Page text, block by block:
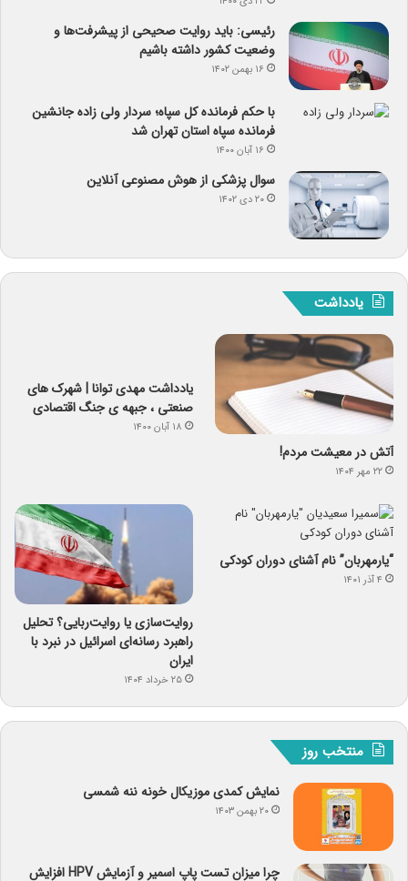
رئیسی: باید روایت صحیحی از پیشرفت‌ها و
وضعیت کشور داشته باشیم
۱۶ بهمن ۱۴۰۲
با حکم فرمانده کل سپاه؛ سردار ولی زاده جانشین
فرمانده سپاه استان تهران شد
۱۶ آبان ۱۴۰۰
سوال پزشکی از هوش مصنوعی آنلاین
۲۰ دی ۱۴۰۲
یادداشت
آتش در معیشت مردم!
۲۲ مهر ۱۴۰۴
یادداشت مهدی توانا | شهرک های
صنعتی ، جبهه ی جنگ اقتصادی
۱۸ آبان ۱۴۰۰
“یارمهربان” نام آشنای دوران کودکی
۴ آذر ۱۴۰۱
روایت‌سازی یا روایت‌ربایی؟ تحلیل
راهبرد رسانه‌ای اسرائیل در نبرد با
ایران
۲۵ خرداد ۱۴۰۴
منتخب روز
نمایش کمدی موزیکال خونه ننه شمسی
۲۰ بهمن ۱۴۰۳
چرا میزان تست پاپ اسمیر و آزمایش HPV افزایش